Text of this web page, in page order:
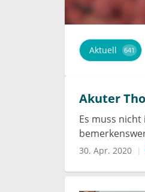
Aktuell 641
Akuter
Es muss
30. Apr. 2020